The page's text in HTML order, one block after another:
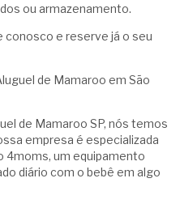
ou armazenamento.
conosco e reserve já o seu
de Mamaroo em São
de Mamaroo SP, nós temos
empresa é especializada
4moms, um equipamento
diário com o bebê em algo